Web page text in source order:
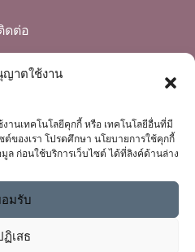
ญาตใช้งาน
านเทคโนโลยีคุกกี้ หรือ เทคโนโลยีอื่นที่มี
ของเรา โปรดศึกษา นโยบายการใช้คุกกี้
ล ก่อนใช้บริการเว็บไซต์ ได้ที่ลิงค์ด้านล่าง
มรับ
ฏิเสธ
ดต่อ